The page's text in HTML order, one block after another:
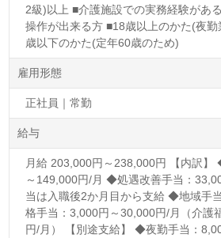
2級)以上 ■介護施設での実務経験があ
操作が出来る方 ■18歳以上のかた(夜
歳以下のかた(定年60歳のため)
雇用形態
正社員｜常勤
給与
月給 203,000円～238,000円 【内訳
～149,000円/月 ◆処遇改善手当：
当は入職後2か月目から支給 ◆地域手
格手当：3,000円～30,000円/月（介護
円/月） 【別途支給】 ◆夜勤手当：